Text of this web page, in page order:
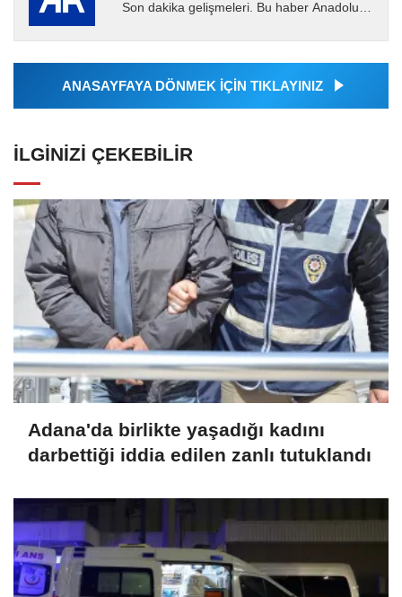
Son dakika gelişmeleri. Bu haber Anadolu
Ajansı tarafından...
ANASAYFAYA DÖNMEK İÇİN TIKLAYINIZ
İLGINIZI ÇEKEBILIR
Adana'da birlikte yaşadığı kadını
darbettiği iddia edilen zanlı tutuklandı